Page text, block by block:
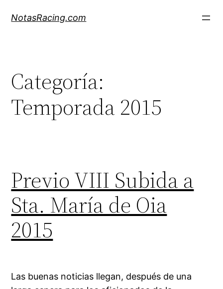
NotasRacing.com
Categoría:
Temporada 2015
Previo VIII Subida a
Sta. María de Oia
2015
Las buenas noticias llegan, después de una